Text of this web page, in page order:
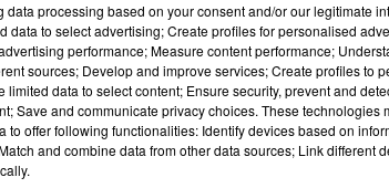
Mondelo qui produit la bière Corona, a
après l’annonce du gouvernement mexicain
data processing based on your consent and/or our legitimate
data to select advertising; Create profiles for personalised
performance; Measure content performance;
sources; Develop and improve services; Create profiles to
data to select content; Ensure security, prevent and
Save and communicate privacy choices. These technologies
to offer following functionalities: Identify devices based on
and combine data from other data sources; Link different